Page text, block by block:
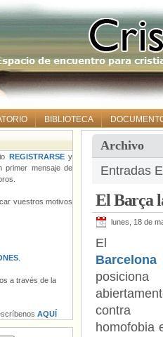
BIBLIOTECA
Archivo
Entradas
El Barça
lunes, 18 de
Barcelona
posiciona
homofobia
REGISTRARSEy
primer mensaje de
vuestros motivos
a través de la
AQUÍ